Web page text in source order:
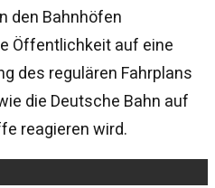
den Bahnhöfen
Öffentlichkeit auf eine
des regulären Fahrplans
die Deutsche Bahn auf
reagieren wird.